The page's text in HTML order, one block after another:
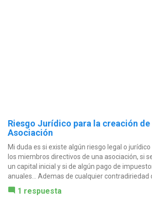
Riesgo Jurídico para la creación de
Asociación
Mi duda es si existe algún riesgo legal o
los miembros directivos de una asociación, si
un capital inicial y si de algún pago de
anuales... Ademas de cualquier contradiriedad
1 respuesta